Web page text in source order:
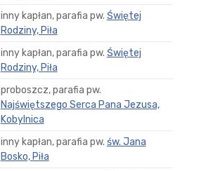
inny kapłan, parafia pw. Świętej
Rodziny, Piła
inny kapłan, parafia pw. Świętej
Rodziny, Piła
proboszcz, parafia pw.
Najświętszego Serca Pana Jezusa,
Kobylnica
inny kapłan, parafia pw. św. Jana
Bosko, Piła